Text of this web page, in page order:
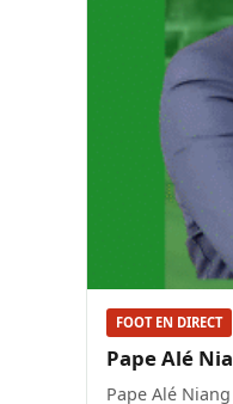
FOOT EN DIRECT
Pape Alé
Pape Alé